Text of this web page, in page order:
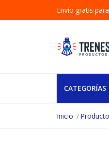
Envío gratis
CATEGORÍAS
Inicio